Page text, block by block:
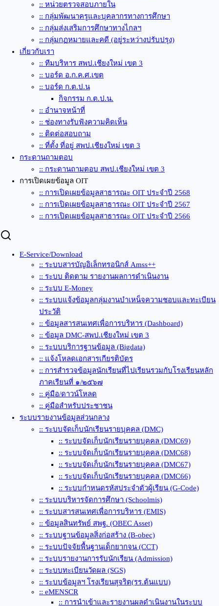
:: หน่วยตรวจสอบภายใน
:: กลุ่มพัฒนาครูและบุคลากรทางการศึกษา
:: กลุ่มส่งเสริมการศึกษาทางไกลฯ
:: กลุ่มกฏหมายและคดี (อยู่ระหว่างปรับปรุง)
เกี่ยวกับเรา
:: ทีมบริหาร สพป.เชียงใหม่ เขต 3
:: บอร์ด อ.ก.ค.ศ.เขต
:: บอร์ด ก.ต.ป.น
กิจกรรม ก.ต.ป.น.
:: อำนาจหน้าที่
:: ช่องทางรับฟังความคิดเห็น
:: ติดต่อสอบถาม
:: ที่ตั้ง ที่อยู่ สพป.เชียงใหม่ เขต 3
กระดานถามตอบ
:: กระดานถามตอบ สพป.เชียงใหม่ เขต 3
การเปิดเผยข้อมูล OIT
:: การเปิดเผยข้อมูลสาธารณะ OIT ประจำปี 2568
:: การเปิดเผยข้อมูลสาธารณะ OIT ประจำปี 2567
:: การเปิดเผยข้อมูลสาธารณะ OIT ประจำปี 2566
E-Service/Download
:: ระบบสารบัญอิเล็กทรอนิกส์ Amss++
:: ระบบ ติดตาม รายงานผลการดำเนินงาน
:: ระบบ E-Money
:: ระบบแจ้งข้อมูลกลุ่มงานบำเหน็จความชอบและทะเบียน
ประวัติ
:: ข้อมูลสารสนเทศเพื่อการบริหาร (Dashboard)
:: ข้อมูล DMC-สพป.เชียงใหม่ เขต 3
:: ระบบบริการฐานข้อมูล (Bigdata)
:: แจ้งโหลดเอกสารเกียรติบัตร
:: การสำรวจข้อมูลนักเรียนที่ไปเรียนรวมกับโรงเรียนหลัก
ภาคเรียนที่ ๑/๒๕๖๗
:: คู่มือ/ดาวน์โหลด
:: คู่มือสำหรับประชาชน
ระบบรายงานข้อมูลส่วนกลาง
:: ระบบจัดเก็บนักเรียนรายบุคคล (DMC)
:: ระบบจัดเก็บนักเรียนรายบุคคล (DMC69)
:: ระบบจัดเก็บนักเรียนรายบุคคล (DMC68)
:: ระบบจัดเก็บนักเรียนรายบุคคล (DMC67)
:: ระบบจัดเก็บนักเรียนรายบุคคล (DMC66)
:: ระบบกำหนดรหัสประจำตัวผู้เรียน (G-Code)
:: ระบบบริหารจัดการศึกษา (Schoolmis)
:: ระบบสารสนเทศเพื่อการบริหาร (EMIS)
:: ข้อมูลสินทรัพย์ สพฐ. (OBEC Asset)
:: ระบบฐานข้อมูลสิ่งก่อสร้าง (ฺB-obec)
:: ระบบปัจจัยพื้นฐานเด็กยากจน (CCT)
:: ระบบรายงานการรับนักเรียน (Admission)
:: ระบบทะเบียนวัดผล (SGS)
:: ระบบข้อมูลฯ โรงเรียนสุจริต(รร.ต้นแบบ)
:: eMENSCR
:: การนำเข้าและรายงานผลดำเนินงานในระบบ